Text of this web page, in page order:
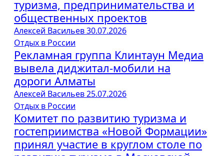
туризма, предпринимательства и
общественных проектов
Алексей Васильев30.07.2026
Отдых в России
Рекламная группа Клинтаун Медиа
вывела диджитал-мобили на
дороги Алматы
Алексей Васильев25.07.2026
Отдых в России
Комитет по развитию туризма и
гостеприимства «Новой Формации»
принял участие в круглом столе по